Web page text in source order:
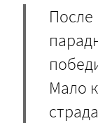
Мало